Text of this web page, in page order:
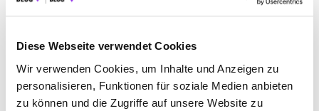
Diese Webseite verwendet Cookies
Wir verwenden Cookies, um Inhalte und Anzeigen zu
personalisieren, Funktionen für soziale Medien anbieten
zu können und die Zugriffe auf unsere Website zu
BAD TEINACH-ZAVELSTEIN-SOMMENHARDT
CALW
CALW-STAMMHEIM
DEISSLINGEN
EBHAUSEN
EGENHAUSEN
GECHINGEN